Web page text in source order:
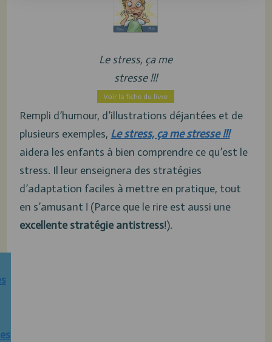
Le stress, ça me
stresse !!!
Rempli d’humour, d’illustrations déjantées et de
plusieurs exemples, Le stress, ça me stresse !!!
aidera les enfants à bien comprendre ce qu’est le
stress. Il leur enseignera des stratégies
d’adaptation faciles à mettre en pratique, tout
en s’amusant ! (Parce que le rire est aussi une
excellente stratégie antistress!).